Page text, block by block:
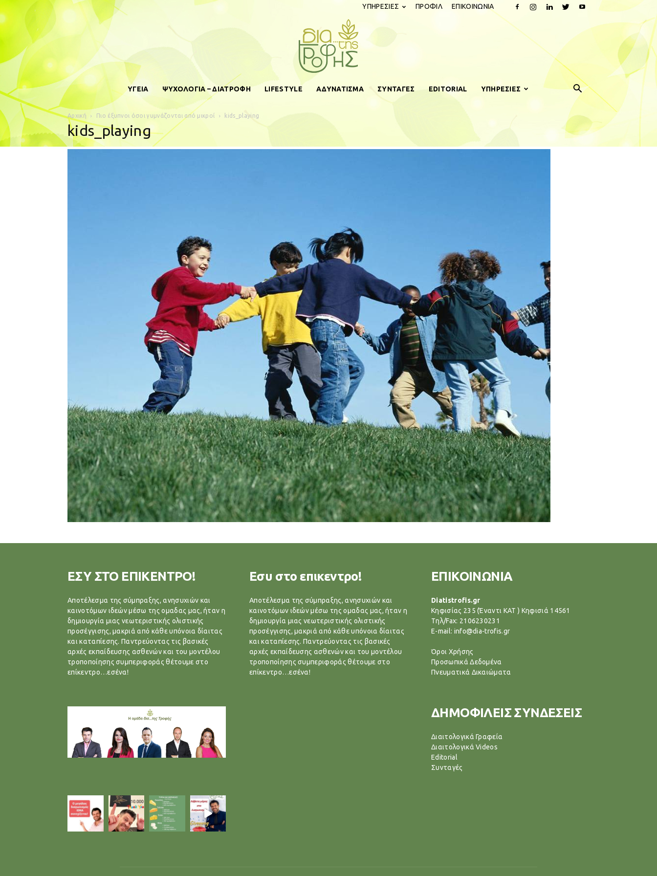
ΥΠΗΡΕΣΙΕΣ ΠΡΟΦΙΛ ΕΠΙΚΟΙΝΩΝΙΑ
ΥΓΕΙΑ ΨΥΧΟΛΟΓΙΑ – ΔΙΑΤΡΟΦΗ LIFESTYLE ΑΔΥΝΑΤΙΣΜΑ ΣΥΝΤΑΓΕΣ EDITORIAL ΥΠΗΡΕΣΙΕΣ
Αρχική Πιο έξυπνοι όσοι γυμνάζονται από μικροί kids_playing
kids_playing
ΕΣΥ ΣΤΟ ΕΠΙΚΕΝΤΡΟ!
Αποτέλεσμα της σύμπραξης, ανησυχιών και
καινοτόμων ιδεών μέσω της ομαδας μας, ήταν η
δημιουργία μιας νεωτεριστικής ολιστικής
προσέγγισης, μακριά από κάθε υπόνοια δίαιτας
και καταπίεσης. Παντρεύοντας τις βασικές
αρχές εκπαίδευσης ασθενών και του μοντέλου
τροποποίησης συμπεριφοράς θέτουμε στο
επίκεντρο…εσένα!
Εσυ στο επικεντρο!
Αποτέλεσμα της σύμπραξης, ανησυχιών και
καινοτόμων ιδεών μέσω της ομαδας μας, ήταν η
δημιουργία μιας νεωτεριστικής ολιστικής
προσέγγισης, μακριά από κάθε υπόνοια δίαιτας
και καταπίεσης. Παντρεύοντας τις βασικές
αρχές εκπαίδευσης ασθενών και του μοντέλου
τροποποίησης συμπεριφοράς θέτουμε στο
επίκεντρο…εσένα!
ΕΠΙΚΟΙΝΩΝΙΑ
Diatistrofis.gr
Κηφισίας 235 (Έναντι ΚΑΤ ) Κηφισιά 14561
Tηλ/Fax: 2106230231
E-mail: info@dia-trofis.gr
Όροι Χρήσης
Προσωπικά Δεδομένα
Πνευματικά Δικαιώματα
ΔΗΜΟΦΙΛΕΙΣ ΣΥΝΔΕΣΕΙΣ
Διαιτολογικά Γραφεία
Διαιτολογικά Videos
Editorial
Συνταγές